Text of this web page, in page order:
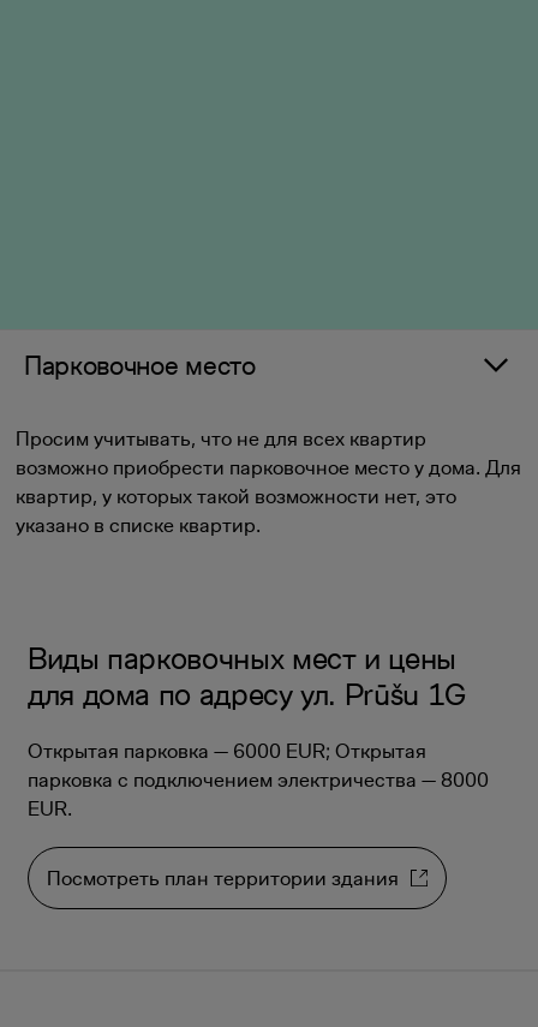
Парковочное место
Просим учитывать, что не для всех квартир
возможно приобрести парковочное место у дома. Для
квартир, у которых такой возможности нет, это
указано в списке квартир.
Виды парковочных мест и цены
для дома по адресу ул. Prūšu 1G
Открытая парковка — 6000 EUR; Открытая
парковка с подключением электричества — 8000
EUR.
Посмотреть план территории здания